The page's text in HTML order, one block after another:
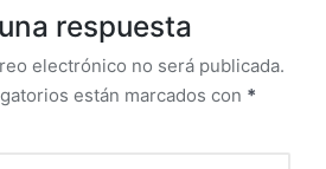
respuesta
electrónico no será publicada.
están marcados con *